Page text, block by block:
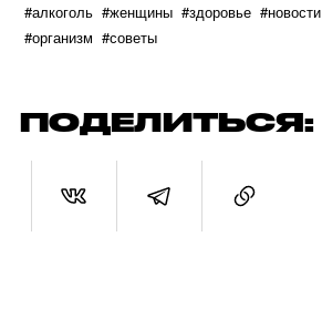
#алкоголь #женщины #здоровье #новости
#организм #советы
ПОДЕЛИТЬСЯ: